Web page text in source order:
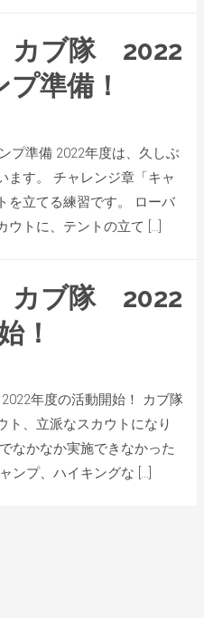
カブ隊 2022
準備！
プ準備 2022年度は、久しぶ
ます。 チャレンジ章「キャ
を立てる練習です。 ローバ
ウトに、テントの立て […]
カブ隊 2022
！
年度の活動開始！ カブ隊
ト、立派なスカウトになり
なかなか実施できなかった
ンプ、ハイキングな […]